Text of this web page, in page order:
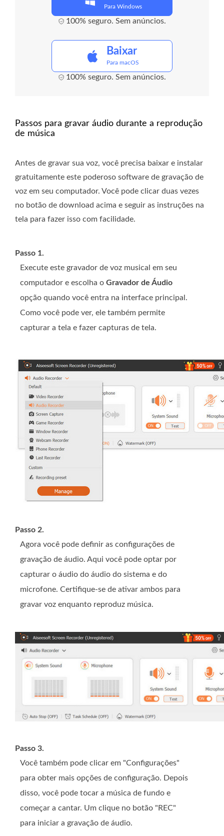
Para Windows
100% seguro. Sem anúncios.
Baixar
Para macOS
100% seguro. Sem anúncios.
Passos para gravar áudio durante a reprodução
de música
Antes de gravar sua voz, você precisa baixar e instalar
gratuitamente este poderoso software de gravação de
voz em seu computador. Você pode clicar duas vezes
no botão de download acima e seguir as instruções na
tela para fazer isso com facilidade.
Passo 1.
Execute este gravador de voz musical em seu
computador e escolha o Gravador de Áudio
opção quando você entra na interface principal.
Como você pode ver, ele também permite
capturar a tela e fazer capturas de tela.
Passo 2.
Agora você pode definir as configurações de
gravação de áudio. Aqui você pode optar por
capturar o áudio do áudio do sistema e do
microfone. Certifique-se de ativar ambos para
gravar voz enquanto reproduz música.
Passo 3.
Você também pode clicar em "Configurações"
para obter mais opções de configuração. Depois
disso, você pode tocar a música de fundo e
começar a cantar. Um clique no botão "REC"
para iniciar a gravação de áudio.